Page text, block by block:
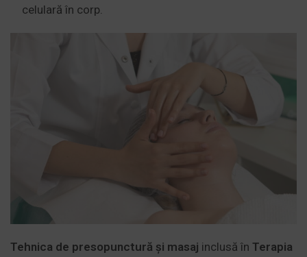
celulară în corp.
Tehnica de presopunctură și masaj inclusă în Terapia